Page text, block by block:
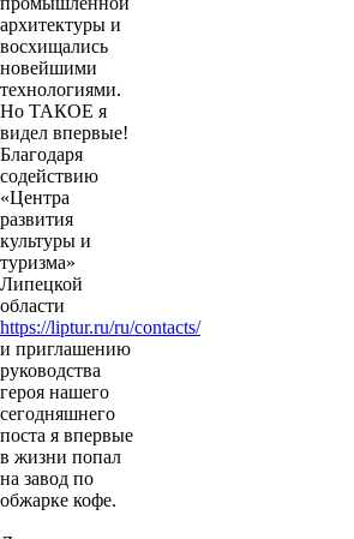
архитектуры и
восхищались
новейшими
технологиями.
Но ТАКОЕ я
видел впервые!
Благодаря
содействию
«Центра
развития
культуры и
туризма»
Липецкой
области
https://liptur.ru/ru/contacts/
и приглашению
руководства
героя нашего
сегодняшнего
поста я впервые
в жизни попал
на завод по
обжарке кофе.